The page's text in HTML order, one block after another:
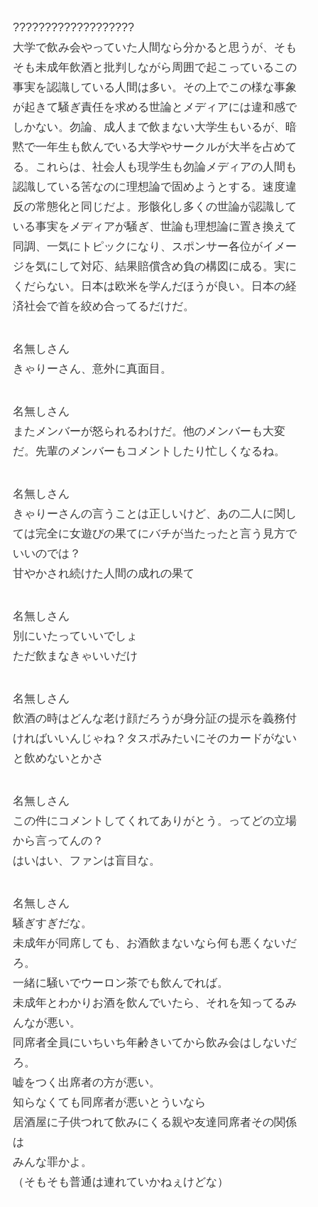
???????????????????
大学で飲み会やっていた人間なら分かると思うが、そも
そも未成年飲酒と批判しながら周囲で起こっているこの
事実を認識している人間は多い。その上でこの様な事象
が起きて騒ぎ責任を求める世論とメディアには違和感で
しかない。勿論、成人まで飲まない大学生もいるが、暗
黙で一年生も飲んでいる大学やサークルが大半を占めて
る。これらは、社会人も現学生も勿論メディアの人間も
認識している筈なのに理想論で固めようとする。速度違
反の常態化と同じだよ。形骸化し多くの世論が認識して
いる事実をメディアが騒ぎ、世論も理想論に置き換えて
同調、一気にトピックになり、スポンサー各位がイメー
ジを気にして対応、結果賠償含め負の構図に成る。実に
くだらない。日本は欧米を学んだほうが良い。日本の経
済社会で首を絞め合ってるだけだ。
名無しさん
きゃりーさん、意外に真面目。
名無しさん
またメンバーが怒られるわけだ。他のメンバーも大変
だ。先輩のメンバーもコメントしたり忙しくなるね。
名無しさん
きゃりーさんの言うことは正しいけど、あの二人に関し
ては完全に女遊びの果てにバチが当たったと言う見方で
いいのでは？
甘やかされ続けた人間の成れの果て
名無しさん
別にいたっていいでしょ
ただ飲まなきゃいいだけ
名無しさん
飲酒の時はどんな老け顔だろうが身分証の提示を義務付
ければいいんじゃね？タスポみたいにそのカードがない
と飲めないとかさ
名無しさん
この件にコメントしてくれてありがとう。ってどの立場
から言ってんの？
はいはい、ファンは盲目な。
名無しさん
騒ぎすぎだな。
未成年が同席しても、お酒飲まないなら何も悪くないだ
ろ。
一緒に騒いでウーロン茶でも飲んでれば。
未成年とわかりお酒を飲んでいたら、それを知ってるみ
んなが悪い。
同席者全員にいちいち年齢きいてから飲み会はしないだ
ろ。
嘘をつく出席者の方が悪い。
知らなくても同席者が悪いとういなら
居酒屋に子供つれて飲みにくる親や友達同席者その関係
は
みんな罪かよ。
（そもそも普通は連れていかねぇけどな）